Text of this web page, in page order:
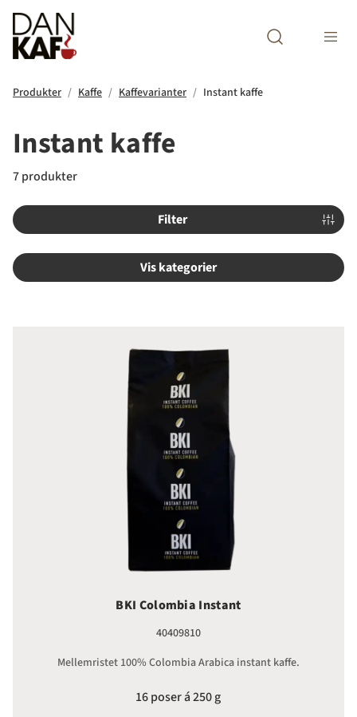
Produkter Kaffe Kaffevarianter Instant kaffe
Instant kaffe
7 produkter
Filter
Vis kategorier
BKI Colombia Instant
40409810
Mellemristet 100% Colombia Arabica instant kaffe.
16 poser á 250 g